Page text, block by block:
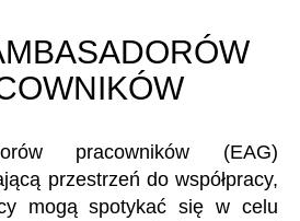
pracowników (EAG)
przestrzeń do współpracy,
mogą spotykać się w celu